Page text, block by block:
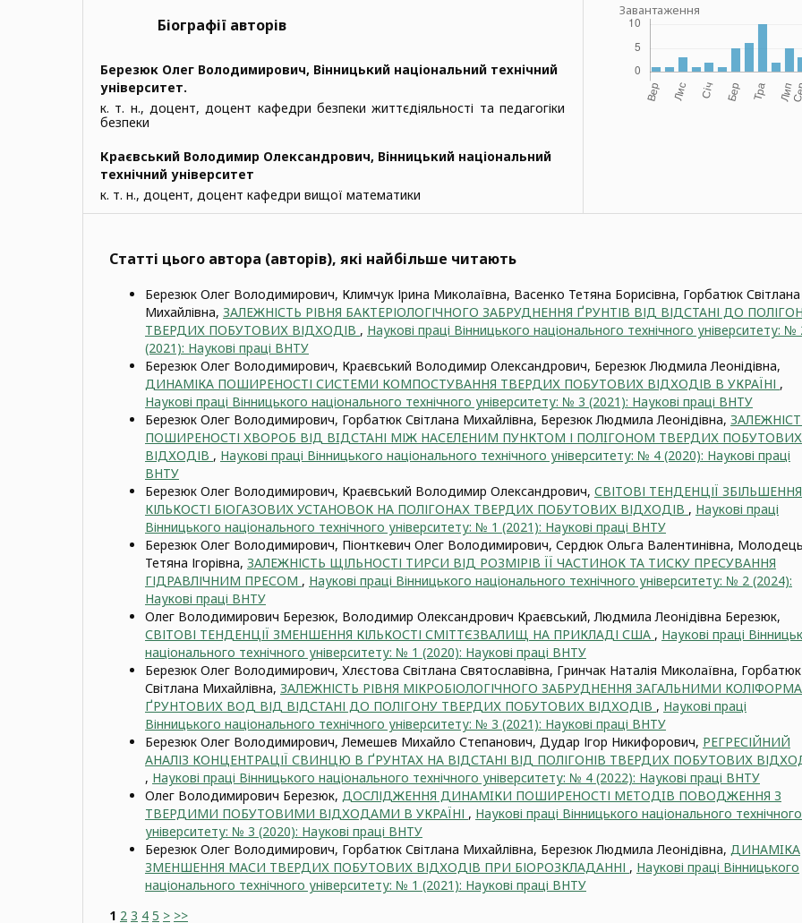
Біографії авторів
Березюк Олег Володимирович, Вінницький національний технічний
університет.
к. т. н., доцент, доцент кафедри безпеки життєдіяльності та педагогіки
безпеки
Краєвський Володимир Олександрович, Вінницький національний
технічний університет
к. т. н., доцент, доцент кафедри вищої математики
Завантаження
Статті цього автора (авторів), які найбільше читають
Березюк Олег Володимирович, Климчук Ірина Миколаївна, Васенко Тетяна Борисівна, Горбатюк Світлана
Михайлівна, ЗАЛЕЖНІСТЬ РІВНЯ БАКТЕРІОЛОГІЧНОГО ЗАБРУДНЕННЯ ҐРУНТІВ ВІД ВІДСТАНІ ДО
ТВЕРДИХ ПОБУТОВИХ ВІДХОДІВ , Наукові праці Вінницького національного технічного університету: №
(2021): Наукові праці ВНТУ
Березюк Олег Володимирович, Краєвський Володимир Олександрович, Березюк Людмила Леонідівна,
ДИНАМІКА ПОШИРЕНОСТІ СИСТЕМИ КОМПОСТУВАННЯ ТВЕРДИХ ПОБУТОВИХ ВІДХОДІВ В УКРАЇНІ ,
Наукові праці Вінницького національного технічного університету: № 3 (2021): Наукові праці ВНТУ
Березюк Олег Володимирович, Горбатюк Світлана Михайлівна, Березюк Людмила Леонідівна,
ПОШИРЕНОСТІ ХВОРОБ ВІД ВIДСТАНІ МІЖ НАСЕЛЕНИМ ПУНКТОМ І ПОЛIГОНОМ ТВЕРДИХ ПОБУТОВИХ
ВІДХОДІВ , Наукові праці Вінницького національного технічного університету: № 4 (2020): Наукові праці
ВНТУ
Березюк Олег Володимирович, Краєвський Володимир Олександрович, СВІТОВІ ТЕНДЕНЦІЇ ЗБІЛЬШЕННЯ
КІЛЬКОСТІ БІОГАЗОВИХ УСТАНОВОК НА ПОЛІГОНАХ ТВЕРДИХ ПОБУТОВИХ ВІДХОДІВ , Наукові праці
Вінницького національного технічного університету: № 1 (2021): Наукові праці ВНТУ
Березюк Олег Володимирович, Піонткевич Олег Володимирович, Сердюк Ольга Валентинівна,
Тетяна Ігорівна, ЗАЛЕЖНІСТЬ ЩІЛЬНОСТІ ТИРСИ ВІД РОЗМІРІВ ЇЇ ЧАСТИНОК ТА ТИСКУ ПРЕСУВАННЯ
ГІДРАВЛІЧНИМ ПРЕСОМ , Наукові праці Вінницького національного технічного університету: № 2 (2024):
Наукові праці ВНТУ
Олег Володимирович Березюк, Володимир Олександрович Краєвський, Людмила Леонідівна Березюк,
СВІТОВІ ТЕНДЕНЦІЇ ЗМЕНШЕННЯ КІЛЬКОСТІ СМІТТЄЗВАЛИЩ НА ПРИКЛАДІ США , Наукові праці
національного технічного університету: № 1 (2020): Наукові праці ВНТУ
Березюк Олег Володимирович, Хлєстова Світлана Святославівна, Гринчак Наталія Миколаївна, Горбатюк
Світлана Михайлівна, ЗАЛЕЖНІСТЬ РІВНЯ МІКРОБІОЛОГІЧНОГО ЗАБРУДНЕННЯ ЗАГАЛЬНИМИ
ҐРУНТОВИХ ВОД ВІД ВІДСТАНІ ДО ПОЛІГОНУ ТВЕРДИХ ПОБУТОВИХ ВІДХОДІВ , Наукові праці
Вінницького національного технічного університету: № 3 (2021): Наукові праці ВНТУ
Березюк Олег Володимирович, Лемешев Михайло Степанович, Дудар Ігор Никифорович, РЕГРЕСІЙНИЙ
АНАЛІЗ КОНЦЕНТРАЦІЇ СВИНЦЮ В ҐРУНТАХ НА ВІДСТАНІ ВІД ПОЛІГОНІВ ТВЕРДИХ ПОБУТОВИХ
, Наукові праці Вінницького національного технічного університету: № 4 (2022): Наукові праці ВНТУ
Олег Володимирович Березюк, ДОСЛІДЖЕННЯ ДИНАМIКИ ПОШИРЕНОСТІ МЕТОДIВ ПОВОДЖЕННЯ З
ТВЕРДИМИ ПОБУТОВИМИ ВІДХОДАМИ В УКРАЇНІ , Наукові праці Вінницького національного технічного
університету: № 3 (2020): Наукові праці ВНТУ
Березюк Олег Володимирович, Горбатюк Світлана Михайлівна, Березюк Людмила Леонідівна, ДИНАМIКА
ЗМЕНШЕННЯ МАСИ ТВЕРДИХ ПОБУТОВИХ ВІДХОДІВ ПРИ БІОРОЗКЛАДАННІ , Наукові праці Вінницького
національного технічного університету: № 1 (2021): Наукові праці ВНТУ
1 2 3 4 5 > >>